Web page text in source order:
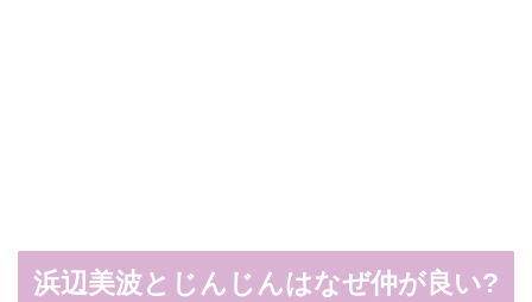
浜辺美波とじんじんはなぜ仲が良い?